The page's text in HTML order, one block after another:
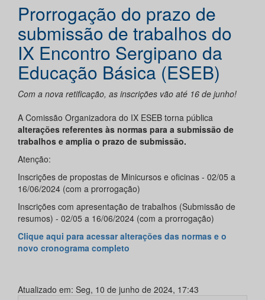
Prorrogação do prazo de
submissão de trabalhos do
IX Encontro Sergipano da
Educação Básica (ESEB)
Com a nova retificação, as inscrições vão até 16 de junho!
A Comissão Organizadora do IX ESEB torna pública
alterações referentes às normas para a submissão de
trabalhos e amplia o prazo de submissão.
Atenção:
Inscrições de propostas de Minicursos e oficinas - 02/05 a
16/06/2024 (com a prorrogação)
Inscrições com apresentação de trabalhos (Submissão de
resumos) - 02/05 a 16/06/2024 (com a prorrogação)
Clique aqui para acessar alterações das normas e o
novo cronograma completo
Atualizado em: Seg, 10 de junho de 2024, 17:43